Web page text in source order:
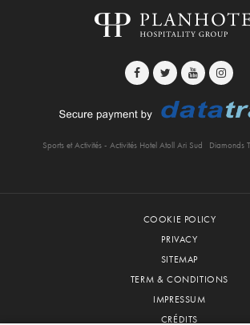
Sports et Activités - Activités Hotel Atoll Ari Sud Diamonds
COOKIE POLICY
PRIVACY
SITEMAP
TERM & CONDITIONS
IMPRESSUM
CRÉDITS